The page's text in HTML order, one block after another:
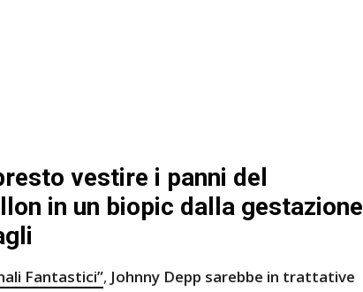
vestire i panni del
in un biopic dalla gestazione
Fantastici”, Johnny Depp sarebbe in trattative